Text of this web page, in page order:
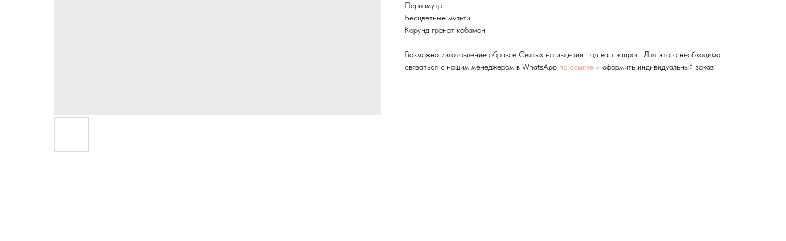
Перламутр
Бесцветные мульти
Корунд гранат кобамон
Возможно изготовление образов Святых на изделии под ваш запрос. Для этого необходимо
связаться с нашим менеджером в WhatsApp по ссылке и оформить индивидуальный заказ.